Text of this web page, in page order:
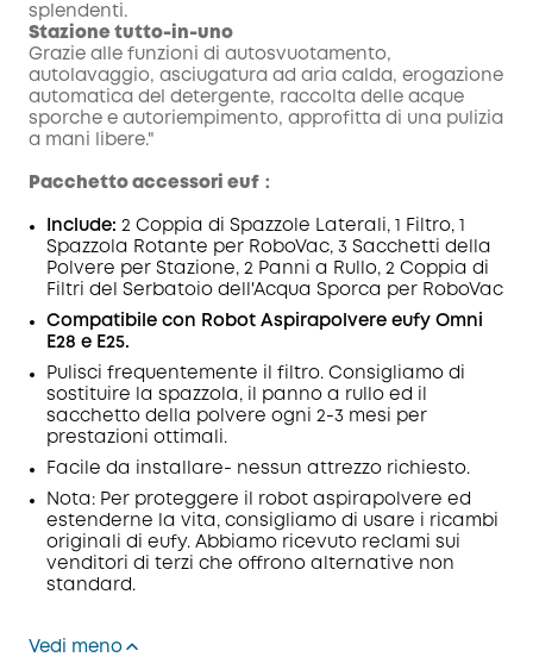
splendenti.
Stazione tutto-in-uno
Grazie alle funzioni di autosvuotamento,
autolavaggio, asciugatura ad aria calda, erogazione
automatica del detergente, raccolta delle acque
sporche e autoriempimento, approfitta di una pulizia
a mani libere."
Pacchetto accessori euf：
Include: 2 Coppia di Spazzole Laterali, 1 Filtro, 1
Spazzola Rotante per RoboVac, 3 Sacchetti della
Polvere per Stazione, 2 Panni a Rullo, 2 Coppia di
Filtri del Serbatoio dell'Acqua Sporca per RoboVac
Compatibile con Robot Aspirapolvere eufy Omni
E28 e E25.
Pulisci frequentemente il filtro. Consigliamo di
sostituire la spazzola, il panno a rullo ed il
sacchetto della polvere ogni 2-3 mesi per
prestazioni ottimali.
Facile da installare- nessun attrezzo richiesto.
Nota: Per proteggere il robot aspirapolvere ed
estenderne la vita, consigliamo di usare i ricambi
originali di eufy. Abbiamo ricevuto reclami sui
venditori di terzi che offrono alternative non
standard.
Vedi meno